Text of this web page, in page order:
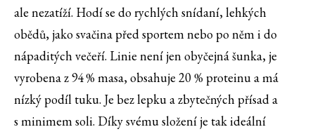
ale nezatíží. Hodí se do rychlých snídaní, lehkých
obědů, jako svačina před sportem nebo po něm i do
nápaditých večeří. Linie není jen obyčejná šunka, je
vyrobena z 94 % masa, obsahuje 20 % proteinu a má
nízký podíl tuku. Je bez lepku a zbytečných přísad a
s minimem soli. Díky svému složení je tak ideální